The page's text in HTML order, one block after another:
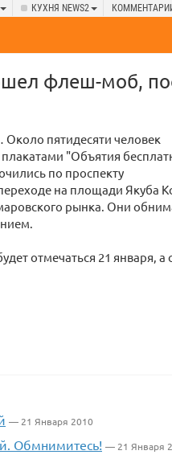
КУХНЯ NEWS2
флеш-моб,
пятидесяти человек
"Объятия
по проспекту
на площади Якуба
рынка. Они
отмечаться 21 января, а
— 21 Января 2010
Обмнимитесь! — 21 Января